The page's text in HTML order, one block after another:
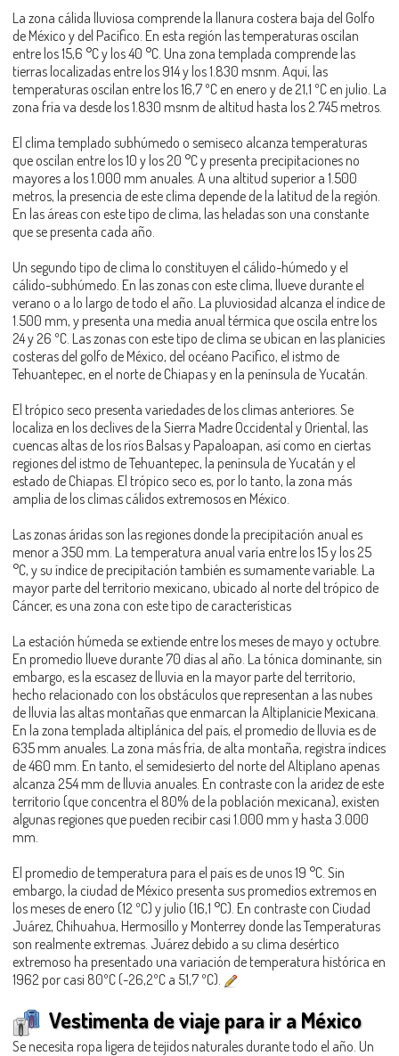
La zona cálida lluviosa comprende la llanura costera baja del Golfo
de México y del Pacífico. En esta región las temperaturas oscilan
entre los 15,6 °C y los 40 °C. Una zona templada comprende las
tierras localizadas entre los 914 y los 1.830 msnm. Aquí, las
temperaturas oscilan entre los 16,7 ºC en enero y de 21,1 ºC en julio. La
zona fría va desde los 1.830 msnm de altitud hasta los 2.745 metros.
El clima templado subhúmedo o semiseco alcanza temperaturas
que oscilan entre los 10 y los 20 °C y presenta precipitaciones no
mayores a los 1.000 mm anuales. A una altitud superior a 1.500
metros, la presencia de este clima depende de la latitud de la región.
En las áreas con este tipo de clima, las heladas son una constante
que se presenta cada año.
Un segundo tipo de clima lo constituyen el cálido-húmedo y el
cálido-subhúmedo. En las zonas con este clima, llueve durante el
verano o a lo largo de todo el año. La pluviosidad alcanza el índice de
1.500 mm, y presenta una media anual térmica que oscila entre los
24 y 26 ºC. Las zonas con este tipo de clima se ubican en las planicies
costeras del golfo de México, del océano Pacífico, el istmo de
Tehuantepec, en el norte de Chiapas y en la península de Yucatán.
El trópico seco presenta variedades de los climas anteriores. Se
localiza en los declives de la Sierra Madre Occidental y Oriental, las
cuencas altas de los ríos Balsas y Papaloapan, así como en ciertas
regiones del istmo de Tehuantepec, la península de Yucatán y el
estado de Chiapas. El trópico seco es, por lo tanto, la zona más
amplia de los climas cálidos extremosos en México.
Las zonas áridas son las regiones donde la precipitación anual es
menor a 350 mm. La temperatura anual varía entre los 15 y los 25
°C, y su índice de precipitación también es sumamente variable. La
mayor parte del territorio mexicano, ubicado al norte del trópico de
Cáncer, es una zona con este tipo de características
La estación húmeda se extiende entre los meses de mayo y octubre.
En promedio llueve durante 70 días al año. La tónica dominante, sin
embargo, es la escasez de lluvia en la mayor parte del territorio,
hecho relacionado con los obstáculos que representan a las nubes
de lluvia las altas montañas que enmarcan la Altiplanicie Mexicana.
En la zona templada altiplánica del país, el promedio de lluvia es de
635 mm anuales. La zona más fría, de alta montaña, registra índices
de 460 mm. En tanto, el semidesierto del norte del Altiplano apenas
alcanza 254 mm de lluvia anuales. En contraste con la aridez de este
territorio (que concentra el 80% de la población mexicana), existen
algunas regiones que pueden recibir casi 1.000 mm y hasta 3.000
mm.
El promedio de temperatura para el país es de unos 19 °C. Sin
embargo, la ciudad de México presenta sus promedios extremos en
los meses de enero (12 ºC) y julio (16,1 °C). En contraste con Ciudad
Juárez, Chihuahua, Hermosillo y Monterrey donde las Temperaturas
son realmente extremas. Juárez debido a su clima desértico
extremoso ha presentado una variación de temperatura histórica en
1962 por casi 80ºC (-26,2ºC a 51,7 ºC).
Vestimenta de viaje para ir a México
Se necesita ropa ligera de tejidos naturales durante todo el año. Un